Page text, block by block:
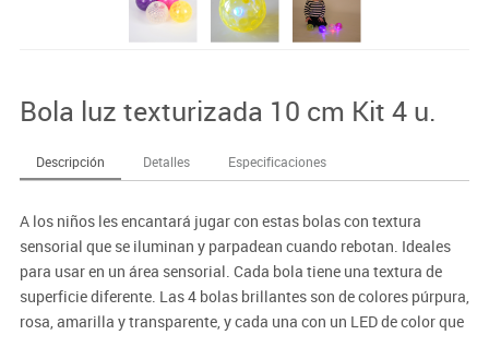
Bola luz texturizada 10 cm Kit 4 u.
Descripción Detalles Especificaciones
A los niños les encantará jugar con estas bolas con textura
sensorial que se iluminan y parpadean cuando rebotan. Ideales
para usar en un área sensorial. Cada bola tiene una textura de
superficie diferente. Las 4 bolas brillantes son de colores púrpura,
rosa, amarilla y transparente, y cada una con un LED de color que